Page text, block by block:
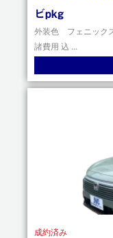
ビpkg
外装色 フェニック
諸費用 込 ...
成約済み